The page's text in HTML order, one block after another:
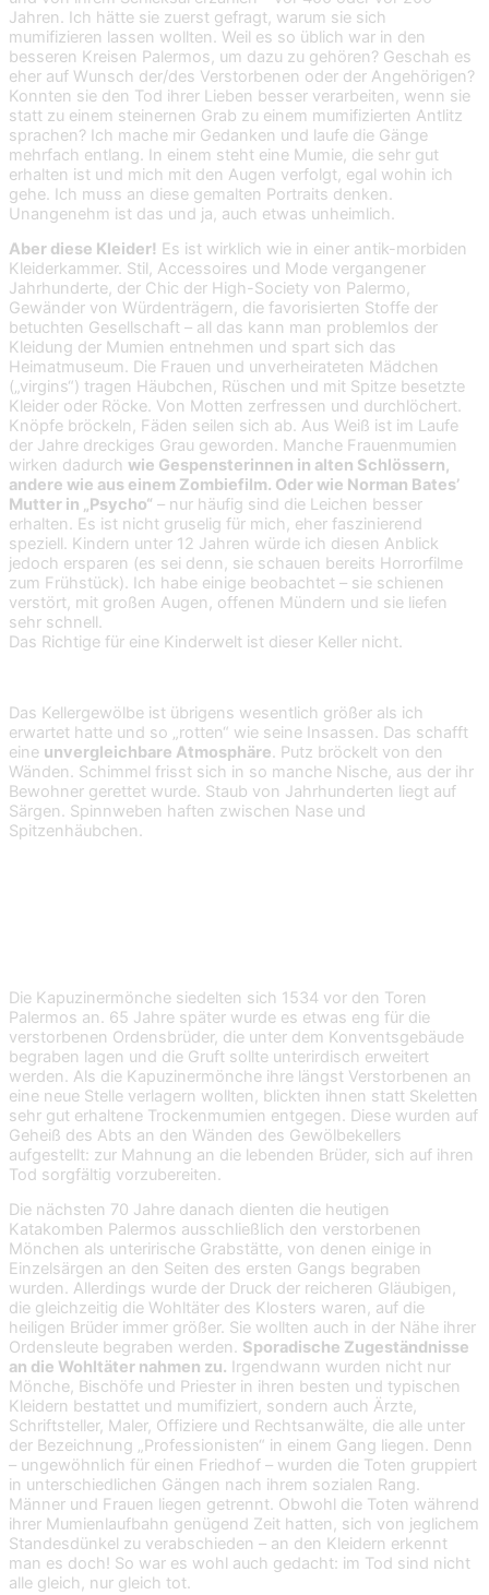
Jahren. Ich hätte sie zuerst gefragt, warum sie sich
mumifizieren lassen wollten. Weil es so üblich war in den
besseren Kreisen Palermos, um dazu zu gehören? Geschah es
eher auf Wunsch der/des Verstorbenen oder der Angehörigen?
Konnten sie den Tod ihrer Lieben besser verarbeiten, wenn sie
statt zu einem steinernen Grab zu einem mumifizierten Antlitz
sprachen? Ich mache mir Gedanken und laufe die Gänge
mehrfach entlang. In einem steht eine Mumie, die sehr gut
erhalten ist und mich mit den Augen verfolgt, egal wohin ich
gehe. Ich muss an diese gemalten Portraits denken.
Unangenehm ist das und ja, auch etwas unheimlich.
Aber diese Kleider! Es ist wirklich wie in einer antik-morbiden
Kleiderkammer. Stil, Accessoires und Mode vergangener
Jahrhunderte, der Chic der High-Society von Palermo,
Gewänder von Würdenträgern, die favorisierten Stoffe der
betuchten Gesellschaft – all das kann man problemlos der
Kleidung der Mumien entnehmen und spart sich das
Heimatmuseum. Die Frauen und unverheirateten Mädchen
(„virgins“) tragen Häubchen, Rüschen und mit Spitze besetzte
Kleider oder Röcke. Von Motten zerfressen und durchlöchert.
Knöpfe bröckeln, Fäden seilen sich ab. Aus Weiß ist im Laufe
der Jahre dreckiges Grau geworden. Manche Frauenmumien
wirken dadurch wie Gespensterinnen in alten Schlössern,
andere wie aus einem Zombiefilm. Oder wie Norman Bates’
Mutter in „Psycho“ – nur häufig sind die Leichen besser
erhalten. Es ist nicht gruselig für mich, eher faszinierend
speziell. Kindern unter 12 Jahren würde ich diesen Anblick
jedoch ersparen (es sei denn, sie schauen bereits Horrorfilme
zum Frühstück). Ich habe einige beobachtet – sie schienen
verstört, mit großen Augen, offenen Mündern und sie liefen
sehr schnell.
Das Richtige für eine Kinderwelt ist dieser Keller nicht.
Das Kellergewölbe ist übrigens wesentlich größer als ich
erwartet hatte und so „rotten“ wie seine Insassen. Das schafft
eine unvergleichbare Atmosphäre. Putz bröckelt von den
Wänden. Schimmel frisst sich in so manche Nische, aus der ihr
Bewohner gerettet wurde. Staub von Jahrhunderten liegt auf
Särgen. Spinnweben haften zwischen Nase und
Spitzenhäubchen.
Die Kapuzinermönche siedelten sich 1534 vor den Toren
Palermos an. 65 Jahre später wurde es etwas eng für die
verstorbenen Ordensbrüder, die unter dem Konventsgebäude
begraben lagen und die Gruft sollte unterirdisch erweitert
werden. Als die Kapuzinermönche ihre längst Verstorbenen an
eine neue Stelle verlagern wollten, blickten ihnen statt Skeletten
sehr gut erhaltene Trockenmumien entgegen. Diese wurden auf
Geheiß des Abts an den Wänden des Gewölbekellers
aufgestellt: zur Mahnung an die lebenden Brüder, sich auf ihren
Tod sorgfältig vorzubereiten.
Die nächsten 70 Jahre danach dienten die heutigen
Katakomben Palermos ausschließlich den verstorbenen
Mönchen als unterirische Grabstätte, von denen einige in
Einzelsärgen an den Seiten des ersten Gangs begraben
wurden. Allerdings wurde der Druck der reicheren Gläubigen,
die gleichzeitig die Wohltäter des Klosters waren, auf die
heiligen Brüder immer größer. Sie wollten auch in der Nähe ihrer
Ordensleute begraben werden. Sporadische Zugeständnisse
an die Wohltäter nahmen zu. Irgendwann wurden nicht nur
Mönche, Bischöfe und Priester in ihren besten und typischen
Kleidern bestattet und mumifiziert, sondern auch Ärzte,
Schriftsteller, Maler, Offiziere und Rechtsanwälte, die alle unter
der Bezeichnung „Professionisten“ in einem Gang liegen. Denn
– ungewöhnlich für einen Friedhof – wurden die Toten gruppiert
in unterschiedlichen Gängen nach ihrem sozialen Rang.
Männer und Frauen liegen getrennt. Obwohl die Toten während
ihrer Mumienlaufbahn genügend Zeit hatten, sich von jeglichem
Standesdünkel zu verabschieden – an den Kleidern erkennt
man es doch! So war es wohl auch gedacht: im Tod sind nicht
alle gleich, nur gleich tot.